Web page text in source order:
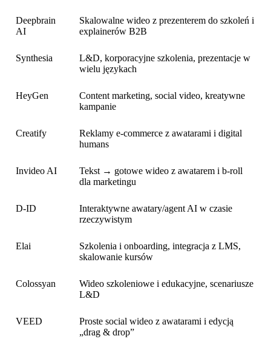
Deepbrain
AI
Skalowalne wideo z prezenterem do szkoleń i
explainerów B2B
Synthesia
L&D, korporacyjne szkolenia, prezentacje w
wielu językach
HeyGen
Content marketing, social video, kreatywne
kampanie
Creatify
Reklamy e-commerce z awatarami i digital
humans
Invideo AI
Tekst → gotowe wideo z awatarem i b-roll
dla marketingu
D-ID
Interaktywne awatary/agent AI w czasie
rzeczywistym
Elai
Szkolenia i onboarding, integracja z LMS,
skalowanie kursów
Colossyan
Wideo szkoleniowe i edukacyjne, scenariusze
L&D
VEED
Proste social wideo z awatarami i edycją
„drag & drop”